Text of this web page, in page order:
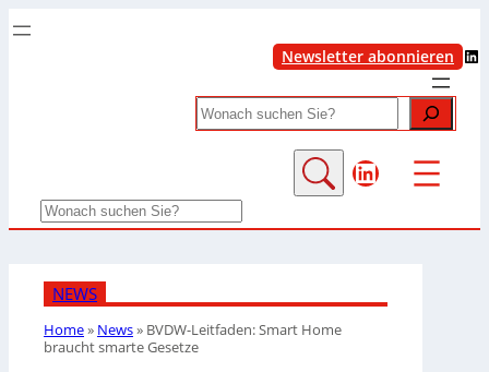
Newsletter abonnieren LinkedIn
Search
LinkedIn
Search
NEWS
Home» News» BVDW-Leitfaden: Smart Home
braucht smarte Gesetze